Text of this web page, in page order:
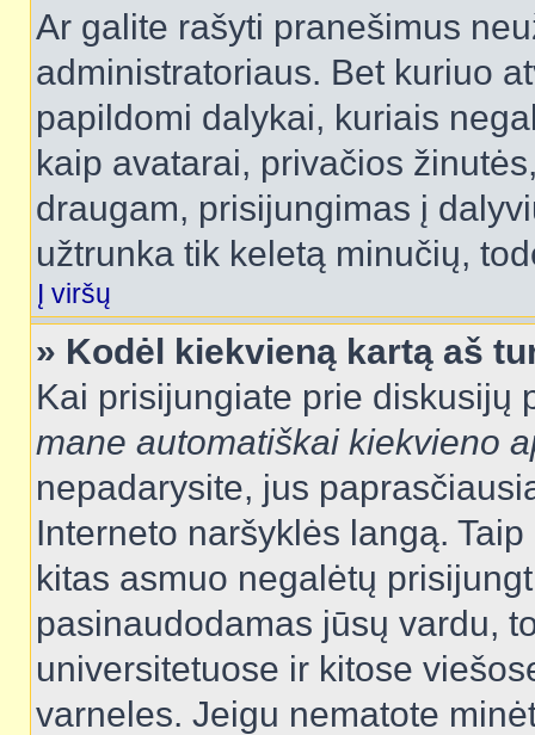
Ar galite rašyti pranešimus
administratoriaus. Bet kuriuo
papildomi dalykai, kuriais
kaip avatarai, privačios
draugam, prisijungimas į
užtrunka tik keletą minučių,
Į viršų
» Kodėl kiekvieną kartą aš
Kai prisijungiate prie diskusijų
mane automatiškai kiekvieno
nepadarysite, jus
Interneto naršyklės langą.
kitas asmuo negalėtų
pasinaudodamas jūsų vardu,
universitetuose ir kitose
varneles. Jeigu nematote